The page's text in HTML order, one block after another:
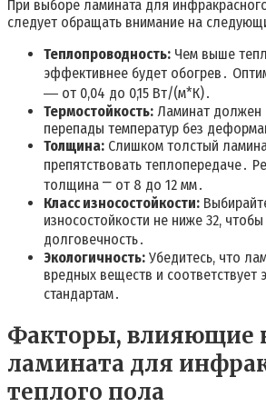
При выборе ламината для
следует обращать внимание на
Теплопроводность: Чем выше
эффективнее будет обогрев․
― от 0,04 до 0,15 Вт/(м*К)․
Термостойкость: Ламинат должен
перепады температур без
Толщина: Слишком толстый
препятствовать теплопередаче․
толщина ⎻ от 8 до 12 мм․
Класс износостойкости:
износостойкости не ниже 32,
долговечность․
Экологичность: Убедитесь, что
вредных веществ и соответствует
стандартам․
Факторы, влияющие
ламината для
теплого пола